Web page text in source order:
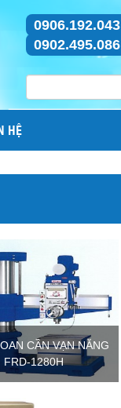
0906.192.043
0902.495.086
HỆ
CẦN VẠN NĂNG
FRD-1280H